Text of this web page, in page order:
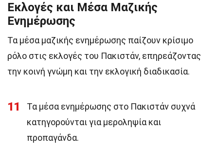
Εκλογές και Μέσα Μαζικής
Ενημέρωσης
Τα μέσα μαζικής ενημέρωσης παίζουν κρίσιμο
ρόλο στις εκλογές του Πακιστάν, επηρεάζοντας
την κοινή γνώμη και την εκλογική διαδικασία.
11
Τα μέσα ενημέρωσης στο Πακιστάν συχνά
κατηγορούνται για μεροληψία και
προπαγάνδα.